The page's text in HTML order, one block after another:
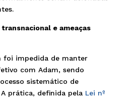
e ameaças
foi impedida de manter
com Adam, sendo
sistemático de
prática, definida pela Lei nº